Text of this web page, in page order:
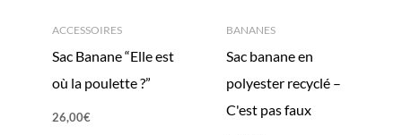
ACCESSOIRES
Sac Banane “Elle est
où la poulette ?”
26,00€
BANANES
Sac banane en
polyester recyclé –
C'est pas faux